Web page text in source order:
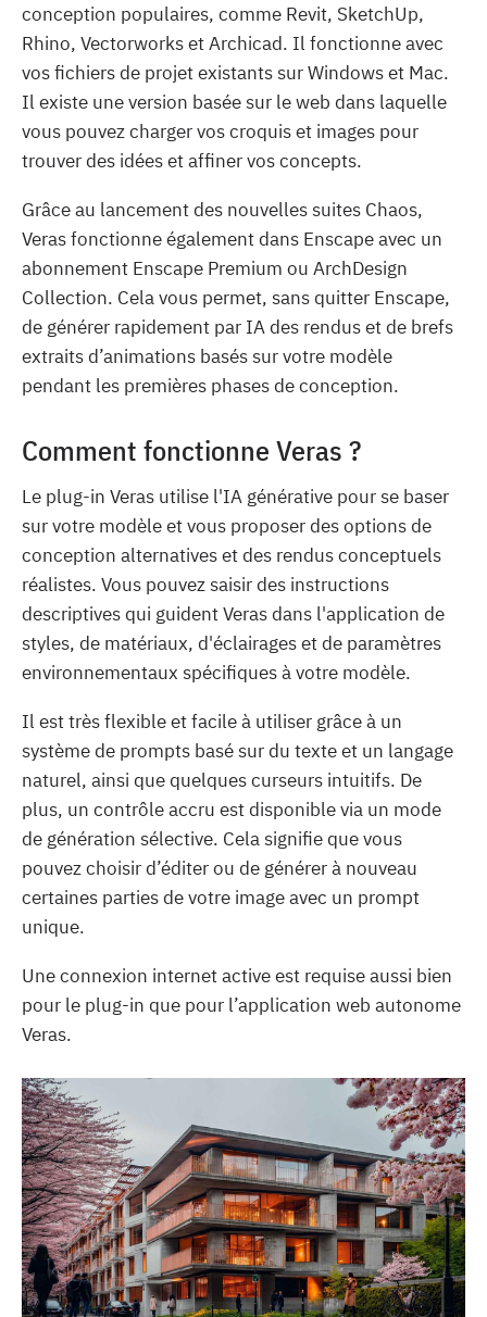
conception populaires, comme Revit, SketchUp,
Rhino, Vectorworks et Archicad. Il fonctionne avec
vos fichiers de projet existants sur Windows et Mac.
Il existe une version basée sur le web dans laquelle
vous pouvez charger vos croquis et images pour
trouver des idées et affiner vos concepts.
Grâce au lancement des nouvelles suites Chaos,
Veras fonctionne également dans Enscape avec un
abonnement Enscape Premium ou ArchDesign
Collection. Cela vous permet, sans quitter Enscape,
de générer rapidement par IA des rendus et de brefs
extraits d’animations basés sur votre modèle
pendant les premières phases de conception.
Comment fonctionne Veras ?
Le plug-in Veras utilise l'IA générative pour se baser
sur votre modèle et vous proposer des options de
conception alternatives et des rendus conceptuels
réalistes. Vous pouvez saisir des instructions
descriptives qui guident Veras dans l'application de
styles, de matériaux, d'éclairages et de paramètres
environnementaux spécifiques à votre modèle.
Il est très flexible et facile à utiliser grâce à un
système de prompts basé sur du texte et un langage
naturel, ainsi que quelques curseurs intuitifs. De
plus, un contrôle accru est disponible via un mode
de génération sélective. Cela signifie que vous
pouvez choisir d’éditer ou de générer à nouveau
certaines parties de votre image avec un prompt
unique.
Une connexion internet active est requise aussi bien
pour le plug-in que pour l’application web autonome
Veras.